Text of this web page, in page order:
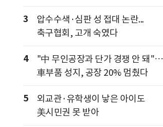
3
압수수색·심판 성 접대 논란...
축구협회, 고개 숙였다
4
"中 무인공장과 단가 경쟁 안 돼"…
車부품 성지, 공장 20% 멈췄다
5
외교관·유학생이 낳은 아이도
美시민권 못 받아